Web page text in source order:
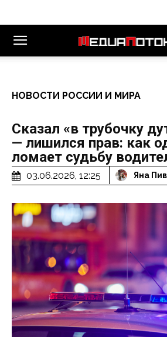
НОВОСТИ РОССИИ И МИРА
Сказал «в трубочку
— лишился прав: как
ломает судьбу
03.06.2026, 12:25 Яна